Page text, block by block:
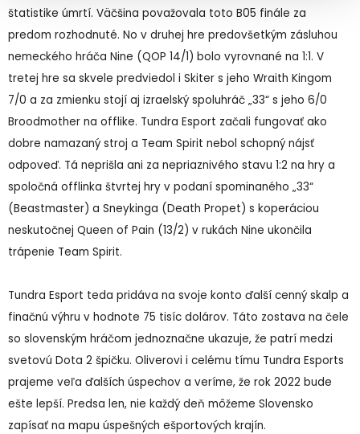
štatistike úmrtí. Väčšina považovala toto B05 finále za
predom rozhodnuté. No v druhej hre predovšetkým zásluhou
nemeckého hráča Nine (QOP 14/1) bolo vyrovnané na 1:1. V
tretej hre sa skvele predviedol i Skiter s jeho Wraith Kingom
7/0 a za zmienku stojí aj izraelský spoluhráč „33“ s jeho 6/0
Broodmother na offlike. Tundra Esport začali fungovať ako
dobre namazaný stroj a Team Spirit nebol schopný nájsť
odpoveď. Tá neprišla ani za nepriaznivého stavu 1:2 na hry a
spoločná offlinka štvrtej hry v podaní spominaného „33“
(Beastmaster) a Sneykinga (Death Propet) s koperáciou
neskutočnej Queen of Pain (13/2) v rukách Nine ukončila
trápenie Team Spirit.
Tundra Esport teda pridáva na svoje konto ďalší cenný skalp a
finačnú výhru v hodnote 75 tisíc dolárov. Táto zostava na čele
so slovenským hráčom jednoznačne ukazuje, že patrí medzi
svetovú Dota 2 špičku. Oliverovi i celému tímu Tundra Esports
prajeme veľa ďalších úspechov a veríme, že rok 2022 bude
ešte lepší. Predsa len, nie každý deň môžeme Slovensko
zapísať na mapu úspešných ešportových krajín.